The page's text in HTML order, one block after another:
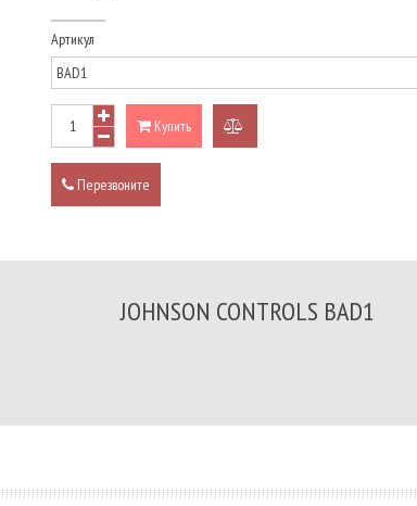
Артикул
Купить
Перезвоните
JOHNSON CONTROLS BAD1